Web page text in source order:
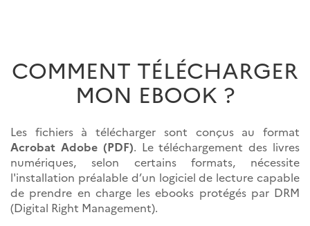
COMMENT TÉLÉCHARGER
MON EBOOK ?
Les fichiers à télécharger sont conçus au format
Acrobat Adobe (PDF). Le téléchargement des livres
numériques, selon certains formats, nécessite
l'installation préalable d’un logiciel de lecture capable
de prendre en charge les ebooks protégés par DRM
(Digital Right Management).